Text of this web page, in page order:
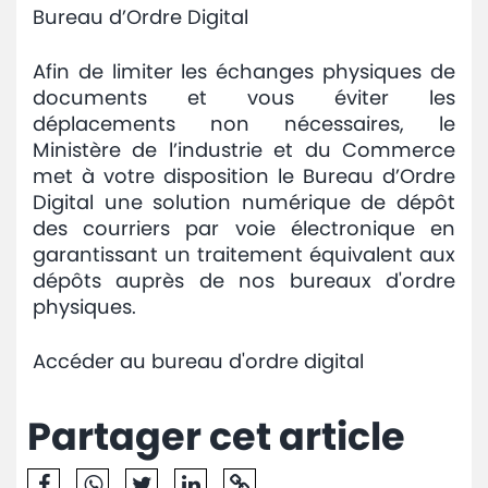
Bureau d’Ordre Digital
Afin de limiter les échanges physiques de
documents et vous éviter les
déplacements non nécessaires, le
Ministère de l’industrie et du Commerce
met à votre disposition le Bureau d’Ordre
Digital une solution numérique de dépôt
des courriers par voie électronique en
garantissant un traitement équivalent aux
dépôts auprès de nos bureaux d'ordre
physiques.
Accéder au bureau d'ordre digital
Partager cet article